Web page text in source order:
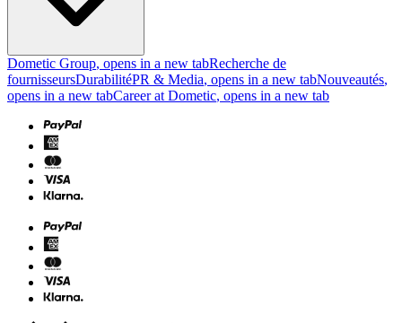
Dometic Group, opens in a new tabRecherche de
fournisseursDurabilitéPR & Media, opens in a new tabNouveautés,
opens in a new tabCareer at Dometic, opens in a new tab